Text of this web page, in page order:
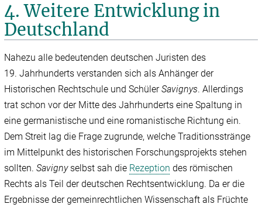
4. Weitere Entwicklung in
Deutschland
Nahezu alle bedeutenden deutschen Juristen des
19. Jahrhunderts verstanden sich als Anhänger der
Historischen Rechtschule und SchülerSavignys. Allerdings
trat schon vor der Mitte des Jahrhunderts eine Spaltung in
eine germanistische und eine romanistische Richtung ein.
Dem Streit lag die Frage zugrunde, welche Traditionsstränge
im Mittelpunkt des historischen Forschungsprojekts stehen
sollten.Savignyselbst sah die Rezeption des römischen
Rechts als Teil der deutschen Rechtsentwicklung. Da er die
Ergebnisse der gemeinrechtlichen Wissenschaft als Früchte